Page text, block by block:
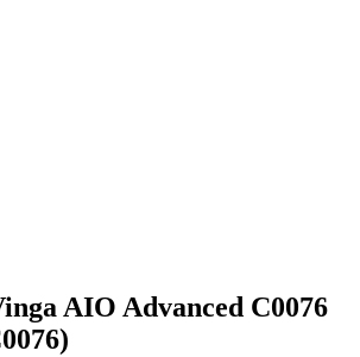
AIO Advanced C0076